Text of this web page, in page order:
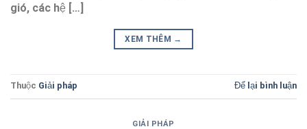
gió, các hệ […]
XEM THÊM →
Thuộc Giải pháp Để lại bình luận
GIẢI PHÁP